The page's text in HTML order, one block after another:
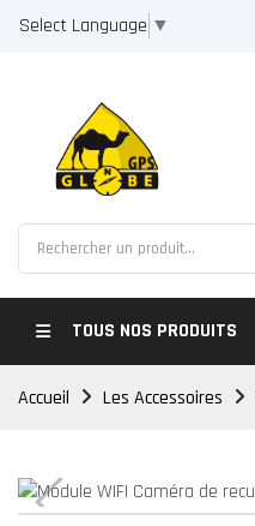
Select Language ▼
TOUS NOS PRODUITS
Accueil Les Accessoires